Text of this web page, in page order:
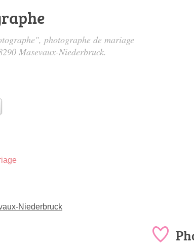
photographe de mariage
Masevaux-Niederbruck.
Niederbruck